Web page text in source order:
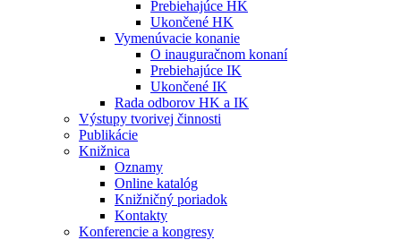
Prebiehajúce HK
Ukončené HK
Vymenúvacie konanie
O inauguračnom konaní
Prebiehajúce IK
Ukončené IK
Rada odborov HK a IK
Výstupy tvorivej činnosti
Publikácie
Knižnica
Oznamy
Online katalóg
Knižničný poriadok
Kontakty
Konferencie a kongresy